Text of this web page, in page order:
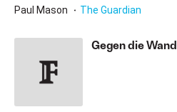
Paul Mason The Guardian
Gegen die Wand